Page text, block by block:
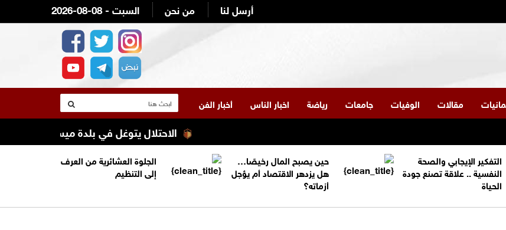
2026-08-08 - السبت من نحن أرسل لنا
مقالات الوفيات جامعات رياضة اخبار الناس أخبار الفن
الاحتلال يتوغل في بلدة ميس الجبل جنوب
التفكير الإيجابي والصحة
النفسية .. علاقة تصنع جودة
الحياة
حين يصبح المال رخيصًا…
هل يزدهر الاقتصاد أم يؤجل
أزماته؟
الجلوة العشائرية من العرف
إلى التنظيم